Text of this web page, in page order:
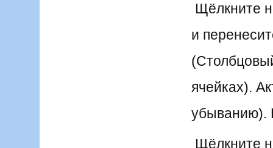
Щёлкните
и
ячейках).
убыванию).
Щёлкните